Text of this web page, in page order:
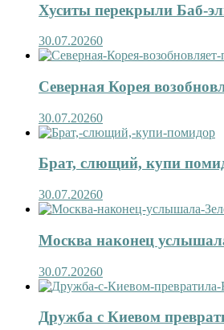
Хуситы перекрыли Баб-
30.07.20260
Северная Корея
30.07.20260
Брат, слющий, купи
30.07.20260
Москва наконец
30.07.20260
Дружба с Киевом